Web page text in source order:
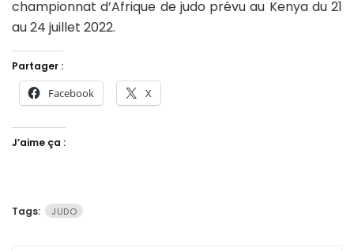
championnat d’Afrique de judo prévu au Kenya du 21
au 24 juillet 2022.
Partager :
Facebook X
J’aime ça :
Tags: JUDO